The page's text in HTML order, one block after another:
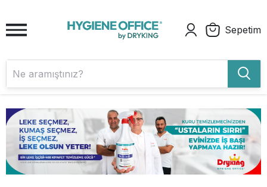
Sepetim